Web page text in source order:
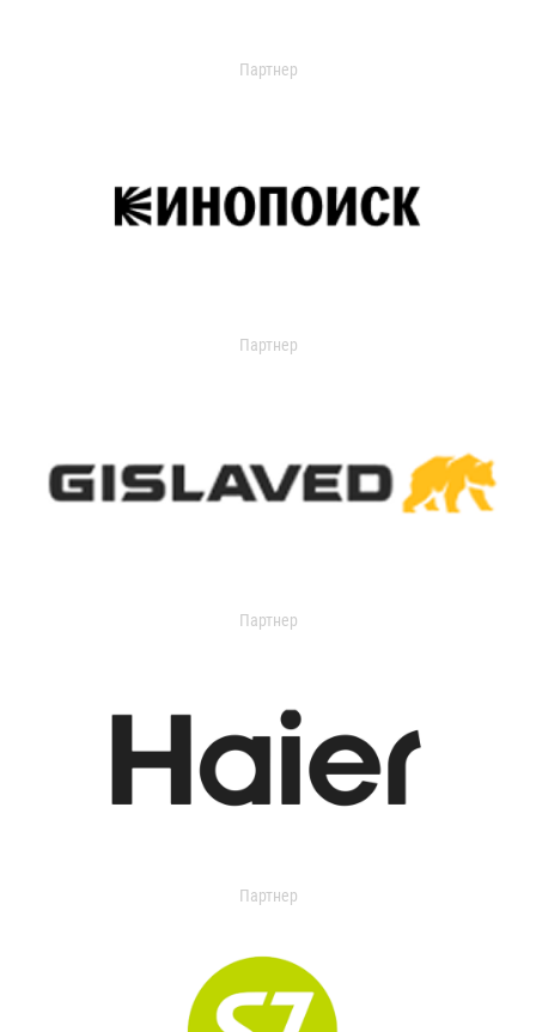
Партнер
Партнер
Партнер
Партнер